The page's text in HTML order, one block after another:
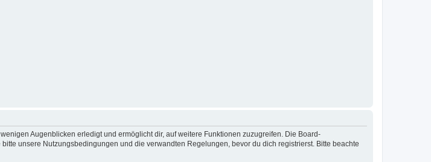
Augenblicken erledigt und ermöglicht dir, auf weitere Funktionen zuzugreifen. Die Board-
unsere Nutzungsbedingungen und die verwandten Regelungen, bevor du dich registrierst. Bitte beachte